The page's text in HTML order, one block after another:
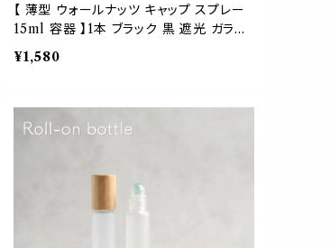
【 薄型 ウォールナッツ キャップ スプレー
15ml 容器 】1本 ブラック 黒 遮光 ガラス
木製 アトマイザー 強化ガラス 底肉厚 詰
替容器 ボトル ミスト 噴霧 香水 フレグラ
leso.
¥1,580